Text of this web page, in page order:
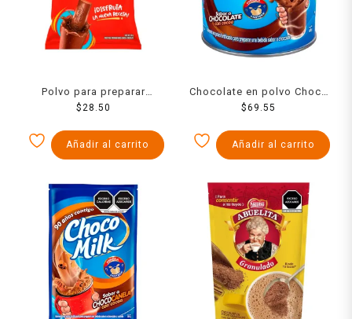
Polvo para preparar
bebida Nestlé Carlos V
$28.50
Añadir al carrito
Chocolate en polvo Choco
Milk en lata 400 g
$69.55
Añadir al carrito